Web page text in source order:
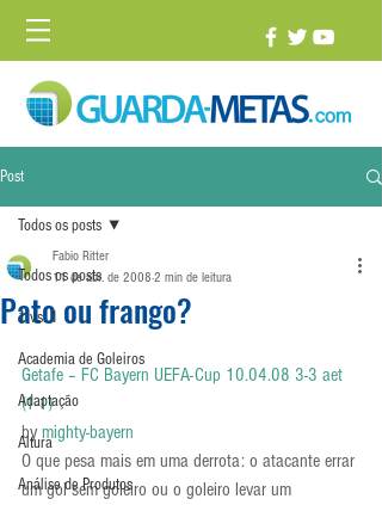
Post
Todos os posts
1 vs. 1
Academia de Goleiros
Adaptação
Altura
Análise de Produtos
Todos os posts
Pato ou frango?
Fabio Ritter
11 de abr. de 2008 2 min de leitura
Getafe – FC Bayern UEFA-Cup 10.04.08 3-3 aet
(1-1)
by mighty-bayern
O que pesa mais em uma derrota: o atacante errar
um gol sem goleiro ou o goleiro levar um